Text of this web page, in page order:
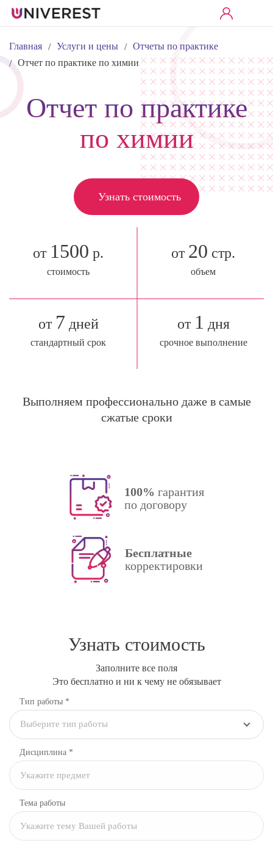
Главная / Услуги и цены / Отчеты по практике
/ Отчет по практике по химии
Отчет по практике
по химии
Узнать стоимость
от 1500 р.
стоимость
от 20 стр.
объем
от 7 дней
стандартный срок
от 1 дня
срочное выполнение
Выполняем профессионально даже в самые
сжатые сроки
100% гарантия
по договору
Бесплатные
корректировки
Узнать стоимость
Заполните все поля
Это бесплатно и ни к чему не обязывает
Тип работы *
Выберите тип работы
Дисциплина *
Тема работы